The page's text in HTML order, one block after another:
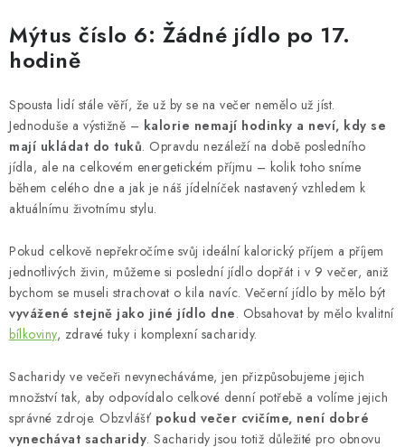
Mýtus číslo 6: Žádné jídlo po 17.
hodině
Spousta lidí stále věří, že už by se na večer nemělo už jíst.
Jednoduše a výstižně – kalorie nemají hodinky a neví, kdy se
mají ukládat do tuků. Opravdu nezáleží na době posledního
jídla, ale na celkovém energetickém příjmu – kolik toho sníme
během celého dne a jak je náš jídelníček nastavený vzhledem k
aktuálnímu životnímu stylu.
Pokud celkově nepřekročíme svůj ideální kalorický příjem a příjem
jednotlivých živin, můžeme si poslední jídlo dopřát i v 9 večer, aniž
bychom se museli strachovat o kila navíc. Večerní jídlo by mělo být
vyvážené stejně jako jiné jídlo dne. Obsahovat by mělo kvalitní
bílkoviny, zdravé tuky i komplexní sacharidy.
Sacharidy ve večeři nevynecháváme, jen přizpůsobujeme jejich
množství tak, aby odpovídalo celkové denní potřebě a volíme jejich
správné zdroje. Obzvlášť pokud večer cvičíme, není dobré
vynechávat sacharidy. Sacharidy jsou totiž důležité pro obnovu